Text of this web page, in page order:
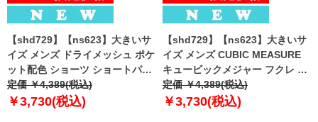
【shd729】【ns623】大きいサ
イズ メンズ ドライメッシュ ポケ
ット配色 ショーツ ショートパン
ツ ハーフパンツ 春夏新作
302252az 【fre】
定価 ￥4,389(税込)
￥3,730(税込)
【shd729】【ns623】大きいサ
イズ メンズ CUBIC MEASURE
キュービックメジャー フクレ エ
ンボス 迷彩柄 ショーツ ショート
パンツ ハーフパンツ 春夏新作
定価 ￥4,389(税込)
￥3,730(税込)